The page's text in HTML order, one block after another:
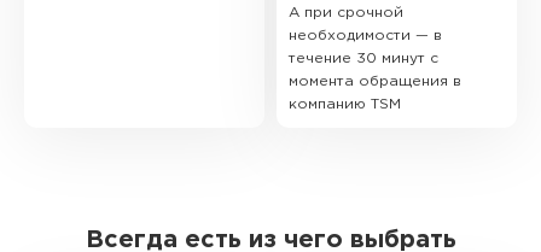
А при срочной
необходимости — в
течение 30 минут с
момента обращения в
компанию TSM
Всегда есть из чего выбрать